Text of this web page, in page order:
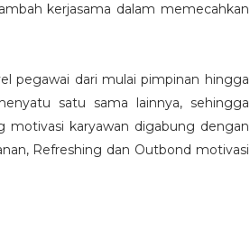
kerjasama dalam memecahkan
pegawai dari mulai pimpinan hingga
satu sama lainnya, sehingga
motivasi karyawan digabung dengan
Refreshing dan Outbond motivasi